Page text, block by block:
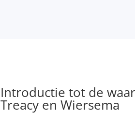
Introductie tot de
Treacy en Wiersema